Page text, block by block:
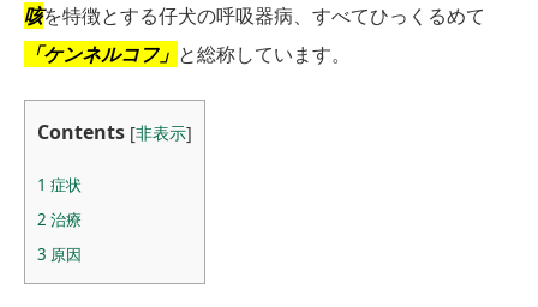
咳を特徴とする仔犬の呼吸器病、すべてひっくるめて
「ケンネルコフ」 と総称しています。
Contents [非表示]
1 症状
2 治療
3 原因